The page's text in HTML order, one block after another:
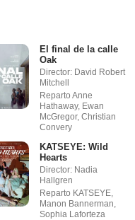
El final de la calle
Oak
Director: David Robert
Mitchell
Reparto Anne
Hathaway, Ewan
McGregor, Christian
Convery
KATSEYE: Wild
Hearts
Director: Nadia
Hallgren
Reparto KATSEYE,
Manon Bannerman,
Sophia Laforteza